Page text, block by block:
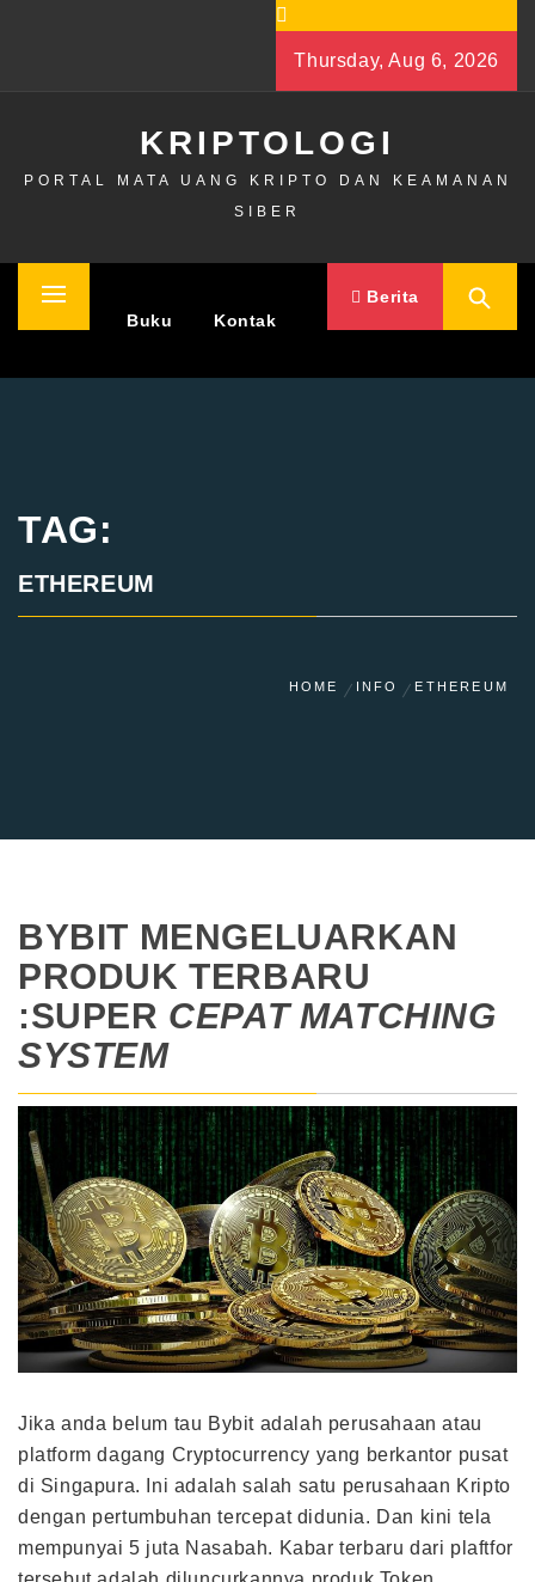
Thursday, Aug 6, 2026
KRIPTOLOGI
PORTAL MATA UANG KRIPTO DAN KEAMANAN
SIBER
Primary
Buku Kontak
Berita
TAG:
ETHEREUM
HOME INFO ETHEREUM
BYBIT MENGELUARKAN
PRODUK TERBARU
:SUPER CEPAT MATCHING
SYSTEM
Jika anda belum tau Bybit adalah perusahaan atau
platform dagang Cryptocurrency yang berkantor pusat
di Singapura. Ini adalah salah satu perusahaan Kripto
dengan pertumbuhan tercepat didunia. Dan kini tela
mempunyai 5 juta Nasabah. Kabar terbaru dari plaftfor